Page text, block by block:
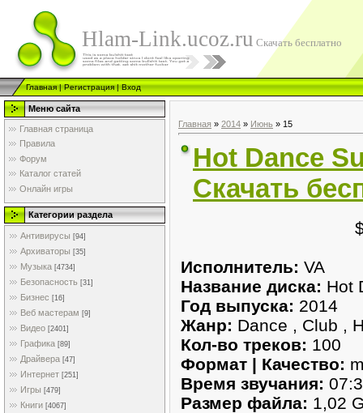
Hlam-Link.ucoz.ru Скачать бесплатно
Главная|Регистрация|Вход
Меню сайта
Главная страница
Правила
Форум
Каталог статей
Онлайн игры
Категории раздела
Антивирусы [94]
Архиваторы [35]
Музыка [4734]
Безопасность [31]
Бизнес [16]
Веб мастерам [9]
Видео [2401]
Графика [89]
Драйвера [47]
Интернет [251]
Игры [479]
Книги [4067]
Главная » 2014 » Июнь » 15
Hot Dance
Скачать
Исполнитель: VA
Название диска: Hot
Год выпуска: 2014
Жанр: Dance , Club ,
Кол-во треков: 100
Формат | Качество:
Время звучания:
Размер файла: 1,02